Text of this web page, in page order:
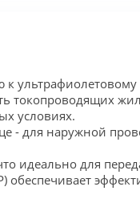
к
токопроводящих
условиях.
- для наружной
идеально для